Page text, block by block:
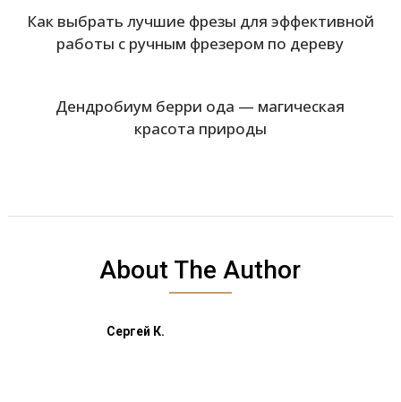
Как выбрать лучшие фрезы для эффективной
работы с ручным фрезером по дереву
Дендробиум берри ода — магическая
красота природы
About The Author
Сергей К.